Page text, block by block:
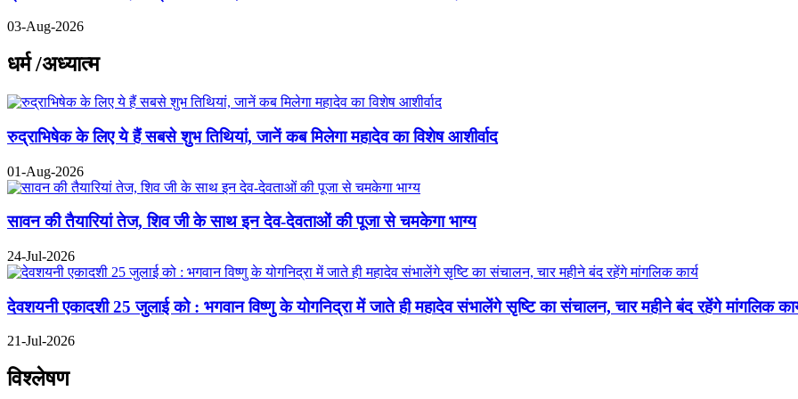
03-Aug-2026
धर्म /अध्यात्म
रुद्राभिषेक के लिए ये हैं सबसे शुभ तिथियां, जानें कब मिलेगा महादेव का विशेष आशीर्वाद
01-Aug-2026
सावन की तैयारियां तेज, शिव जी के साथ इन देव-देवताओं की पूजा से चमकेगा भाग्य
24-Jul-2026
देवशयनी एकादशी 25 जुलाई को : भगवान विष्णु के योगनिद्रा में जाते ही महादेव संभालेंगे सृष्टि का संचालन, चार महीने बंद रहेंगे मांगलिक
21-Jul-2026
विश्लेषण